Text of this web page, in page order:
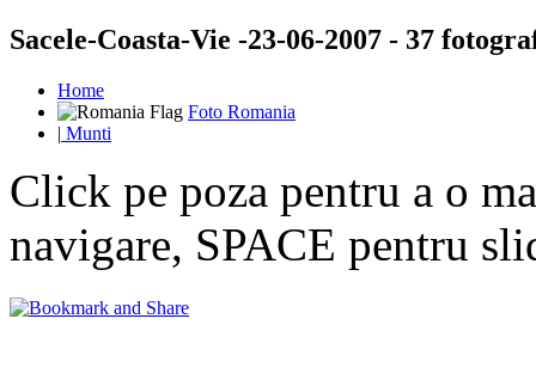
Sacele-Coasta-Vie -23-06-2007 - 37
Home
Foto Romania
| Munti
Click pe poza pentru a o
navigare, SPACE pentru